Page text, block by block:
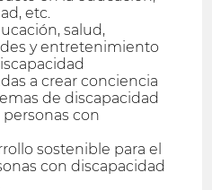
etc.
salud,
y entretenimiento
a crear conciencia
de discapacidad
personas con
sostenible para el
con discapacidad